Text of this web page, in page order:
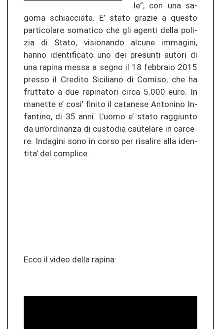
le”, con una sa­
go­ma schi­ac­cia­ta. E’ stato gra­zie a ques­to
par­ti­co­la­re so­ma­ti­co che gli agen­ti della po­li­
zia di Stato, vi­sio­nan­do al­cu­ne im­ma­gi­ni,
hanno iden­ti­fi­ca­to uno dei presun­ti au­to­ri di
una ra­pi­na messa a segno il 18 febbraio 2015
pres­so il Cre­di­to Si­ci­lia­no di Co­mi­so, che ha
frut­ta­to a due ra­pi­na­to­ri circa 5.000 euro. In
ma­net­te e’ cosi’ fi­ni­to il ca­ta­ne­se An­to­ni­no In­
fan­ti­no, di 35 anni. L’uomo e’ stato rag­giun­to
da un’or­di­nan­za di cus­to­dia cau­te­la­re in car­ce­
re. Ind­agi­ni sono in corso per ri­s­a­li­re alla iden­
ti­ta’ del com­pli­ce.
Ecco il video della ra­pi­na: